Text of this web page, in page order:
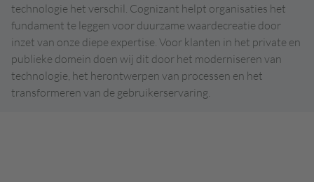
technologie het verschil. Cognizant helpt organisaties het
fundament te leggen voor duurzame waardecreatie door
inzet van onze diepe expertise. Voor klanten in het private en
publieke domein doen wij dit door het moderniseren van
technologie, het herontwerpen van processen en het
transformeren van de gebruikerservaring.